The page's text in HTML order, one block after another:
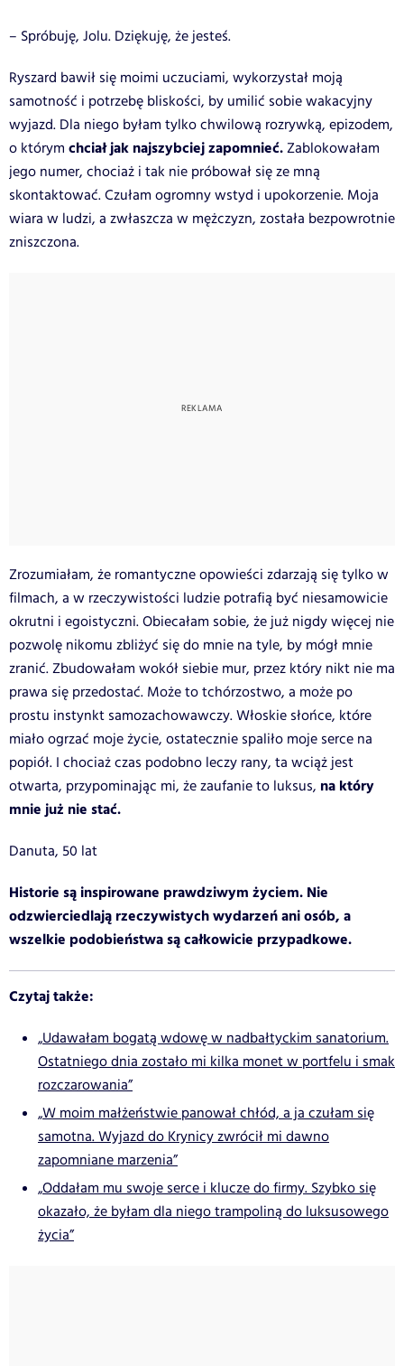
– Spróbuję, Jolu. Dziękuję, że jesteś.
Ryszard bawił się moimi uczuciami, wykorzystał moją
samotność i potrzebę bliskości, by umilić sobie wakacyjny
wyjazd. Dla niego byłam tylko chwilową rozrywką, epizodem,
o którym chciał jak najszybciej zapomnieć.Zablokowałam
jego numer, chociaż i tak nie próbował się ze mną
skontaktować. Czułam ogromny wstyd i upokorzenie. Moja
wiara w ludzi, a zwłaszcza w mężczyzn, została bezpowrotnie
zniszczona.
Zrozumiałam, że romantyczne opowieści zdarzają się tylko w
filmach, a w rzeczywistości ludzie potrafią być niesamowicie
okrutni i egoistyczni. Obiecałam sobie, że już nigdy więcej nie
pozwolę nikomu zbliżyć się do mnie na tyle, by mógł mnie
zranić. Zbudowałam wokół siebie mur, przez który nikt nie ma
prawa się przedostać. Może to tchórzostwo, a może po
prostu instynkt samozachowawczy. Włoskie słońce, które
miało ogrzać moje życie, ostatecznie spaliło moje serce na
popiół. I chociaż czas podobno leczy rany, ta wciąż jest
otwarta, przypominając mi, że zaufanie to luksus, na który
mnie już nie stać.
Danuta, 50 lat
Historie są inspirowane prawdziwym życiem. Nie
odzwierciedlają rzeczywistych wydarzeń ani osób, a
wszelkie podobieństwa są całkowicie przypadkowe.
Czytaj także:
„Udawałam bogatą wdowę w nadbałtyckim sanatorium.
Ostatniego dnia zostało mi kilka monet w portfelu i smak
rozczarowania”
„W moim małżeństwie panował chłód, a ja czułam się
samotna. Wyjazd do Krynicy zwrócił mi dawno
zapomniane marzenia”
„Oddałam mu swoje serce i klucze do firmy. Szybko się
okazało, że byłam dla niego trampoliną do luksusowego
życia”